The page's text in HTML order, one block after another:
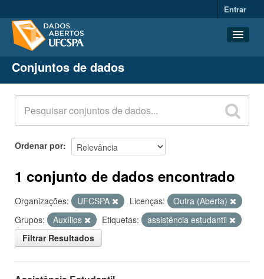
Entrar
Conjuntos de dados
Organizações
Grupos
Sobre
Conjuntos de dados
Ordenar por
1 conjunto de dados encontrado
Organizações: UFCSPA Licenças:
Outra (Aberta)
Grupos:
Auxílios Etiquetas:
assistência estudantil
Filtrar Resultados